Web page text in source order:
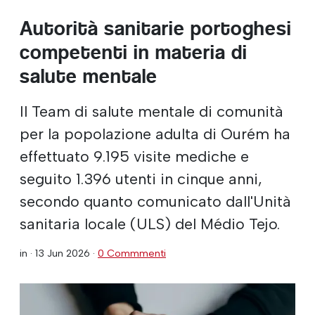
Autorità sanitarie portoghesi
competenti in materia di
salute mentale
Il Team di salute mentale di comunità
per la popolazione adulta di Ourém ha
effettuato 9.195 visite mediche e
seguito 1.396 utenti in cinque anni,
secondo quanto comunicato dall'Unità
sanitaria locale (ULS) del Médio Tejo.
in · 13 Jun 2026 · 0 Commmenti